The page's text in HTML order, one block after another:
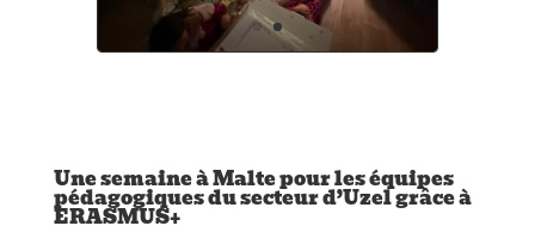
Une semaine à Malte pour les équipes
pédagogiques du secteur d’Uzel grâce à
ERASMUS+